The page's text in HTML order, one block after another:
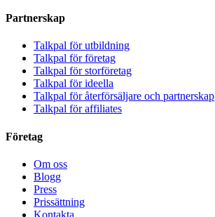
Partnerskap
Talkpal för utbildning
Talkpal för företag
Talkpal för storföretag
Talkpal för ideella
Talkpal för återförsäljare och partnerskap
Talkpal för affiliates
Företag
Om oss
Blogg
Press
Prissättning
Kontakta